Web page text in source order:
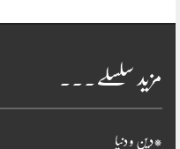
مزید سلسلے۔۔۔
*دین و دنیا